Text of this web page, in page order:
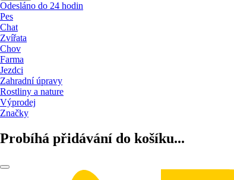
Odesláno do 24 hodin
Pes
Chat
Zvířata
Chov
Farma
Jezdci
Zahradní úpravy
Rostliny a nature
Výprodej
Značky
Probíhá přidávání do košíku...